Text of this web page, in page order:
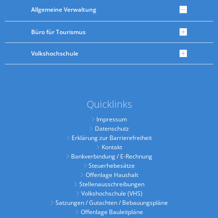
Allgemeine Verwaltung
Büro für Tourismus
Volkshochschule
Quicklinks
Impressum
Datenschutz
Erklärung zur Barrierefreiheit
Kontakt
Bankverbindung / E-Rechnung
Steuerhebesätze
Offenlage Haushalt
Stellenausschreibungen
Volkshochschule (VHS)
Satzungen / Gutachten / Bebauungspläne
Offenlage Bauleitpläne